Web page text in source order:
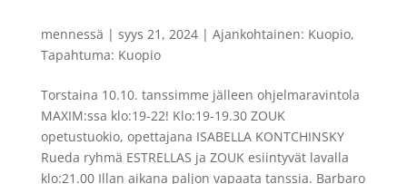
mennessä | syys 21, 2024| Ajankohtainen: Kuopio,
Tapahtuma: Kuopio
Torstaina 10.10. tanssimme jälleen ohjelmaravintola
MAXIM:ssa klo:19-22! Klo:19-19.30 ZOUK
opetustuokio, opettajana ISABELLA KONTCHINSKY
Rueda ryhmä ESTRELLAS ja ZOUK esiintyvät lavalla
klo:21.00 Illan aikana paljon vapaata tanssia. Barbaro